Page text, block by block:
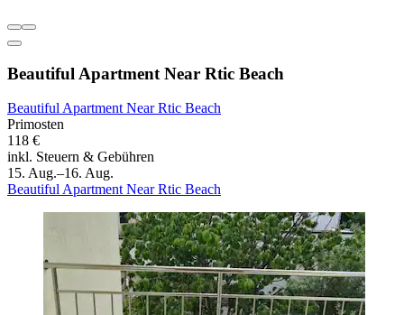
Beautiful Apartment Near Rtic Beach
Beautiful Apartment Near Rtic Beach
Primosten
118 €
inkl. Steuern & Gebühren
15. Aug.–16. Aug.
Beautiful Apartment Near Rtic Beach